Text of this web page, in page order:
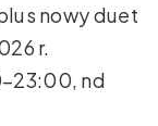
nowy duet
r.
nd